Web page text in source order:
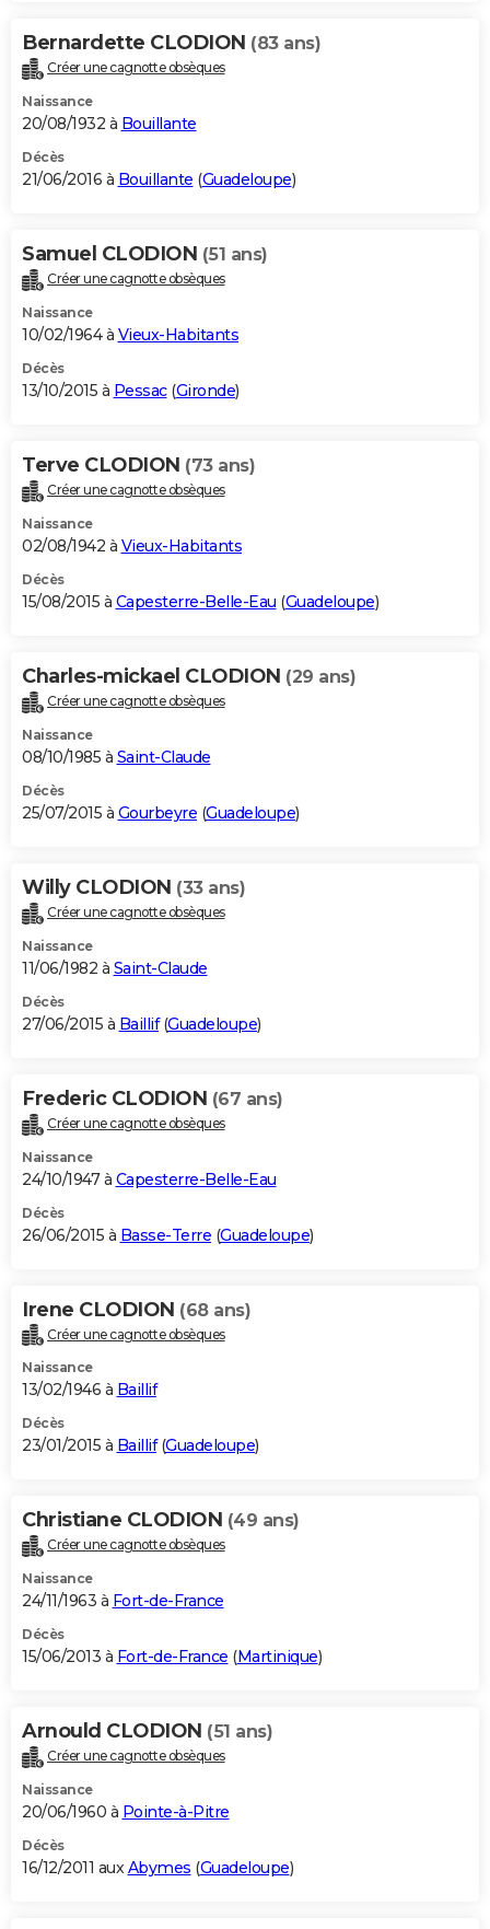
Bernardette CLODION (83 ans)
Créer une cagnotte obsèques
Naissance
20/08/1932 à Bouillante
Décès
21/06/2016 à Bouillante (Guadeloupe)
Samuel CLODION (51 ans)
Créer une cagnotte obsèques
Naissance
10/02/1964 à Vieux-Habitants
Décès
13/10/2015 à Pessac(Gironde)
Terve CLODION (73 ans)
Créer une cagnotte obsèques
Naissance
02/08/1942 à Vieux-Habitants
Décès
15/08/2015 à Capesterre-Belle-Eau (Guadeloupe)
Charles-mickael CLODION (29 ans)
Créer une cagnotte obsèques
Naissance
08/10/1985 à Saint-Claude
Décès
25/07/2015 à Gourbeyre (Guadeloupe)
Willy CLODION (33 ans)
Créer une cagnotte obsèques
Naissance
11/06/1982 à Saint-Claude
Décès
27/06/2015 à Baillif(Guadeloupe)
Frederic CLODION (67 ans)
Créer une cagnotte obsèques
Naissance
24/10/1947 à Capesterre-Belle-Eau
Décès
26/06/2015 à Basse-Terre (Guadeloupe)
Irene CLODION (68 ans)
Créer une cagnotte obsèques
Naissance
13/02/1946 à Baillif
Décès
23/01/2015 à Baillif(Guadeloupe)
Christiane CLODION (49 ans)
Créer une cagnotte obsèques
Naissance
24/11/1963 à Fort-de-France
Décès
15/06/2013 à Fort-de-France (Martinique)
Arnould CLODION (51 ans)
Créer une cagnotte obsèques
Naissance
20/06/1960 à Pointe-à-Pitre
Décès
16/12/2011 auxAbymes (Guadeloupe)